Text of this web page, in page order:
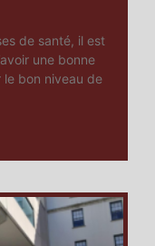
de santé, il est
une bonne
le bon niveau de